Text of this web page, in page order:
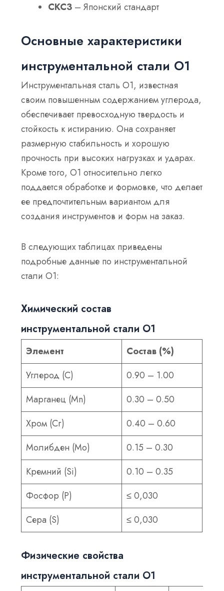
СКС3 – Японский стандарт
Основные характеристики
инструментальной стали O1
Инструментальная сталь O1, известная
своим повышенным содержанием углерода,
обеспечивает превосходную твердость и
стойкость к истиранию. Она сохраняет
размерную стабильность и хорошую
прочность при высоких нагрузках и ударах.
Кроме того, O1 относительно легко
поддается обработке и формовке, что делает
ее предпочтительным вариантом для
создания инструментов и форм на заказ.
В следующих таблицах приведены
подробные данные по инструментальной
стали O1:
Химический состав
инструментальной стали О1
Элемент
Состав (%)
Углерод (С)
0.90 – 1.00
Марганец (Mn)
0.30 – 0.50
Хром (Cr)
0.40 – 0.60
Молибден (Mo)
0.15 – 0.30
Кремний (Si)
0.10 – 0.35
Фосфор (P)
≤ 0,030
Сера (S)
≤ 0,030
Физические свойства
инструментальной стали О1